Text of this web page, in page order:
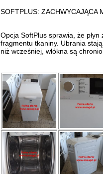
SOFTPLUS: ZACHWYCAJĄCA
Opcja SoftPlus sprawia, że
fragmentu tkaniny. Ubrania
niż wcześniej, włókna są